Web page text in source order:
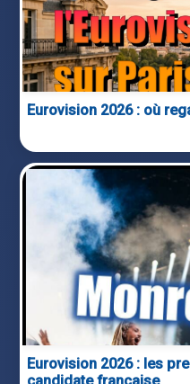
Eurovision 2026 : où
Eurovision 2026 : les